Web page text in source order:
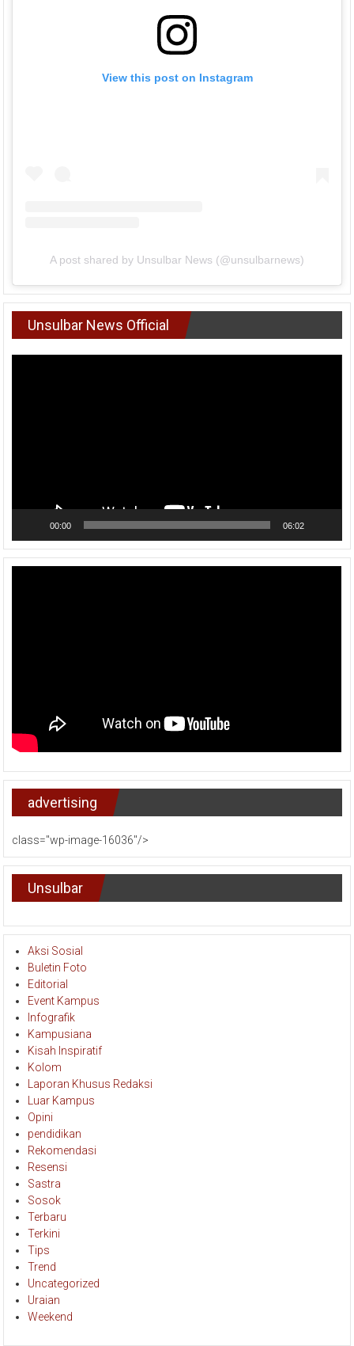
Unsulbar News Official
00:00 06:02
advertising
Unsulbar
Aksi Sosial
Buletin Foto
Editorial
Event Kampus
Infografik
Kampusiana
Kisah Inspiratif
Kolom
Laporan Khusus Redaksi
Luar Kampus
Opini
pendidikan
Rekomendasi
Resensi
Sastra
Sosok
Terbaru
Terkini
Tips
Trend
Uncategorized
Uraian
Weekend